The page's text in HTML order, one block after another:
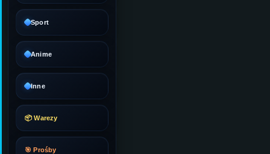
Sport
Anime
Inne
📦 Warezy
🎯 Prośby